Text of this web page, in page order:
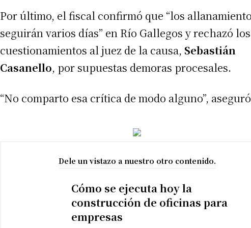
Por último, el fiscal confirmó que “los
seguirán varios días” en Río Gallegos y rechazó los
cuestionamientos al juez de la causa, Sebastián
Casanello, por supuestas demoras procesales.
“No comparto esa crítica de modo alguno”,
Dele un vistazo a nuestro otro contenido.
Cómo se ejecuta hoy la
construcción de oficinas para
empresas